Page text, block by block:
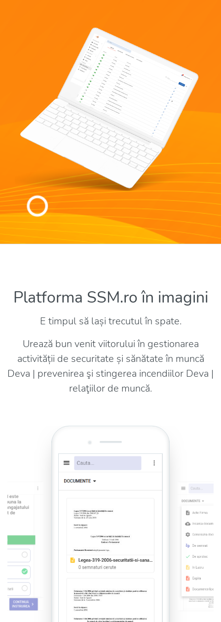
Platforma SSM.ro în imagini
E timpul să lași trecutul în spate.
Urează bun venit viitorului în gestionarea
activității de securitate și sănătate în muncă
Deva | prevenirea şi stingerea incendiilor Deva |
relaţiilor de muncă.